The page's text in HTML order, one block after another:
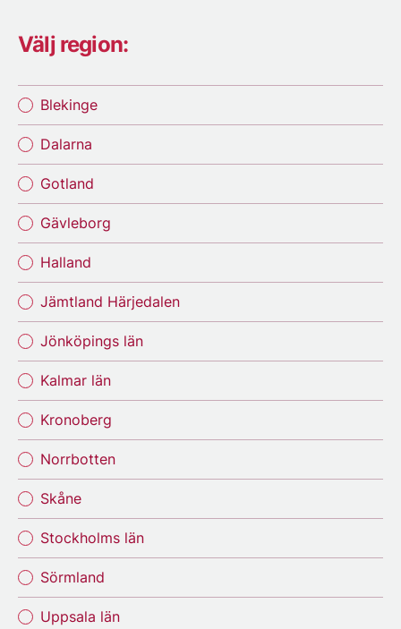
Välj region:
Blekinge
Dalarna
Gotland
Gävleborg
Halland
Jämtland Härjedalen
Jönköpings län
Kalmar län
Kronoberg
Norrbotten
Skåne
Stockholms län
Sörmland
Uppsala län